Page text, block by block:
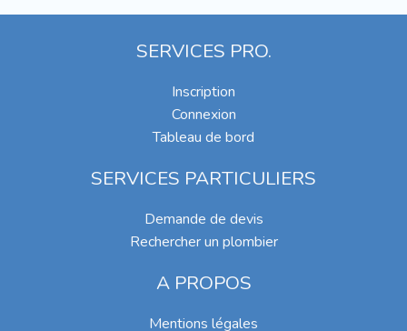
SERVICES PRO.
Inscription
Connexion
Tableau de bord
SERVICES PARTICULIERS
Demande de devis
Rechercher un plombier
A PROPOS
Mentions légales